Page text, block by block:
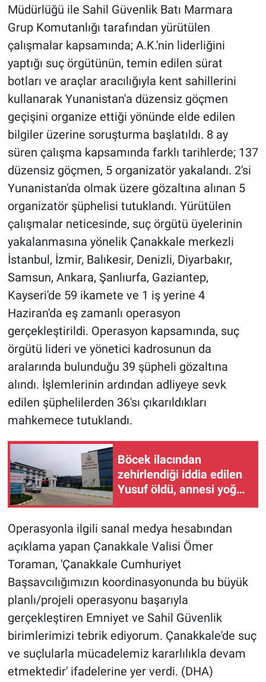
Müdürlüğü ile Sahil Güvenlik Batı Marmara
Grup Komutanlığı tarafından yürütülen
çalışmalar kapsamında; A.K.'nin liderliğini
yaptığı suç örgütünün, temin edilen sürat
botları ve araçlar aracılığıyla kent sahillerini
kullanarak Yunanistan'a düzensiz göçmen
geçişini organize ettiği yönünde elde edilen
bilgiler üzerine soruşturma başlatıldı. 8 ay
süren çalışma kapsamında farklı tarihlerde; 137
düzensiz göçmen, 5 organizatör yakalandı. 2'si
Yunanistan'da olmak üzere gözaltına alınan 5
organizatör şüphelisi tutuklandı. Yürütülen
çalışmalar neticesinde, suç örgütü üyelerinin
yakalanmasına yönelik Çanakkale merkezli
İstanbul, İzmir, Balıkesir, Denizli, Diyarbakır,
Samsun, Ankara, Şanlıurfa, Gaziantep,
Kayseri'de 59 ikamete ve 1 iş yerine 4
Haziran'da eş zamanlı operasyon
gerçekleştirildi. Operasyon kapsamında, suç
örgütü lideri ve yönetici kadrosunun da
aralarında bulunduğu 39 şüpheli gözaltına
alındı. İşlemlerinin ardından adliyeye sevk
edilen şüphelilerden 36'sı çıkarıldıkları
mahkemece tutuklandı.
Böcek ilacından
zehirlendiği iddia edilen
Yusuf öldü, annesi yoğun
bakımda (2)
Operasyonla ilgili sanal medya hesabından
açıklama yapan Çanakkale Valisi Ömer
Toraman, 'Çanakkale Cumhuriyet
Başsavcılığımızın koordinasyonunda bu büyük
planlı/projeli operasyonu başarıyla
gerçekleştiren Emniyet ve Sahil Güvenlik
birimlerimizi tebrik ediyorum. Çanakkale'de suç
ve suçlularla mücadelemiz kararlılıkla devam
etmektedir' ifadelerine yer verdi. (DHA)